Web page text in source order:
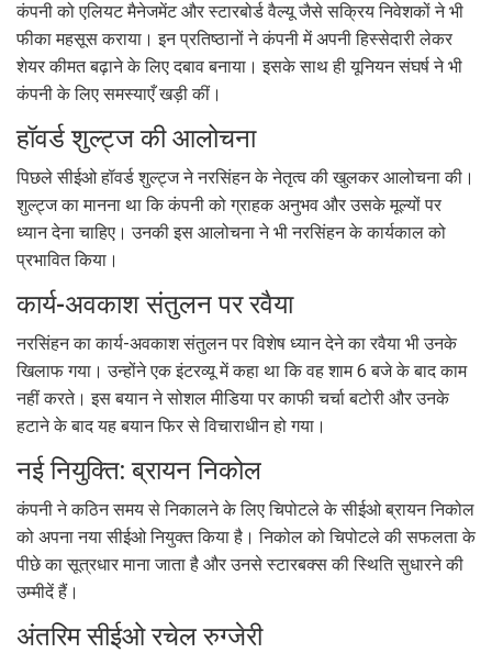
कंपनी को एलियट मैनेजमेंट और स्टारबोर्ड वैल्यू जैसे सक्रिय निवेशकों ने भी
फीका महसूस कराया। इन प्रतिष्ठानों ने कंपनी में अपनी हिस्सेदारी लेकर
शेयर कीमत बढ़ाने के लिए दबाव बनाया। इसके साथ ही यूनियन संघर्ष ने भी
कंपनी के लिए समस्याएँ खड़ी कीं।
हॉवर्ड शुल्ट्ज की आलोचना
पिछले सीईओ हॉवर्ड शुल्ट्ज ने नरसिंहन के नेतृत्व की खुलकर आलोचना की।
शुल्ट्ज का मानना था कि कंपनी को ग्राहक अनुभव और उसके मूल्यों पर
ध्यान देना चाहिए। उनकी इस आलोचना ने भी नरसिंहन के कार्यकाल को
प्रभावित किया।
कार्य-अवकाश संतुलन पर रवैया
नरसिंहन का कार्य-अवकाश संतुलन पर विशेष ध्यान देने का रवैया भी उनके
खिलाफ गया। उन्होंने एक इंटरव्यू में कहा था कि वह शाम 6 बजे के बाद काम
नहीं करते। इस बयान ने सोशल मीडिया पर काफी चर्चा बटोरी और उनके
हटाने के बाद यह बयान फिर से विचाराधीन हो गया।
नई नियुक्ति: ब्रायन निकोल
कंपनी ने कठिन समय से निकालने के लिए चिपोटले के सीईओ ब्रायन निकोल
को अपना नया सीईओ नियुक्त किया है। निकोल को चिपोटले की सफलता के
पीछे का सूत्रधार माना जाता है और उनसे स्टारबक्स की स्थिति सुधारने की
उम्मीदें हैं।
अंतरिम सीईओ रचेल रुग्जेरी